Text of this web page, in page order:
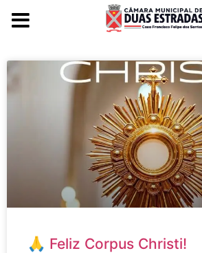
Voltar para o início
🙏 Feliz Corpus Christi!